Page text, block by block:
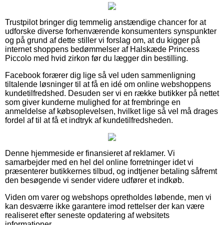
Trustpilot bringer dig temmelig anstændige chancer for at
udforske diverse forhenværende konsumenters synspunkter
og på grund af dette stiller vi forslag om, at du kigger på
internet shoppens bedømmelser af Halskæde Princess
Piccolo med hvid zirkon før du lægger din bestilling.
Facebook forærer dig lige så vel uden sammenligning
tiltalende løsninger til at få en idé om online webshoppens
kundetilfredshed. Desuden ser vi en række butikker på nettet
som giver kunderne mulighed for at frembringe en
anmeldelse af købsoplevelsen, hvilket lige så vel må drages
fordel af til at få et indtryk af kundetilfredsheden.
Denne hjemmeside er finansieret af reklamer. Vi
samarbejder med en hel del online forretninger idet vi
præsenterer butikkernes tilbud, og indtjener betaling såfremt
den besøgende vi sender videre udfører et indkøb.
Viden om varer og webshops opretholdes løbende, men vi
kan desværre ikke garantere imod rettelser der kan være
realiseret efter seneste opdatering af websitets